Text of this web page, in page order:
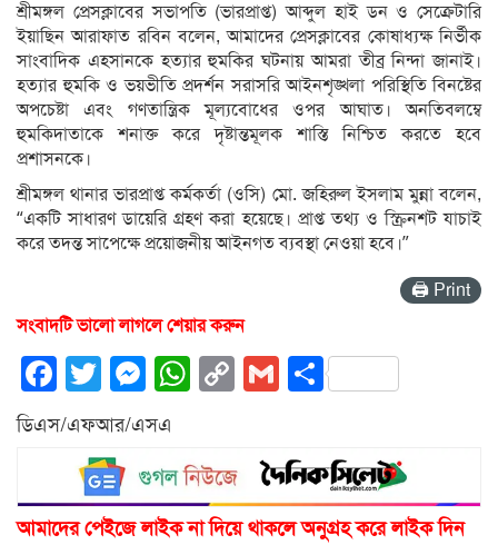
শ্রীমঙ্গল প্রেসক্লাবের সভাপতি (ভারপ্রাপ্ত) আব্দুল হাই ডন ও সেক্রেটারি
ইয়াছিন আরাফাত রবিন বলেন, আমাদের প্রেসক্লাবের কোষাধ্যক্ষ নির্ভীক
সাংবাদিক এহসানকে হত্যার হুমকির ঘটনায় আমরা তীব্র নিন্দা জানাই।
হত্যার হুমকি ও ভয়ভীতি প্রদর্শন সরাসরি আইনশৃঙ্খলা পরিস্থিতি বিনষ্টের
অপচেষ্টা এবং গণতান্ত্রিক মূল্যবোধের ওপর আঘাত। অনতিবলম্বে
হুমকিদাতাকে শনাক্ত করে দৃষ্টান্তমূলক শাস্তি নিশ্চিত করতে হবে
প্রশাসনকে।
শ্রীমঙ্গল থানার ভারপ্রাপ্ত কর্মকর্তা (ওসি) মো. জহিরুল ইসলাম মুন্না বলেন,
“একটি সাধারণ ডায়েরি গ্রহণ করা হয়েছে। প্রাপ্ত তথ্য ও স্ক্রিনশট যাচাই
করে তদন্ত সাপেক্ষে প্রয়োজনীয় আইনগত ব্যবস্থা নেওয়া হবে।”
🖨 Print
সংবাদটি ভালো লাগলে শেয়ার করুন
Facebook
Twitter
Messenger
WhatsApp
CopyGmailShare
ডিএস/এফআর/এসএ
আমাদের পেইজে লাইক না দিয়ে থাকলে অনুগ্রহ করে লাইক দিন